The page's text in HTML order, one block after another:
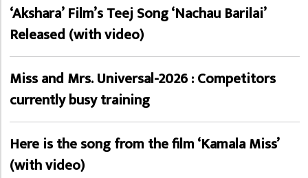
‘Akshara’ Film’s Teej Song ‘Nachau Barilai’
Released (with video)
Miss and Mrs. Universal-2026 : Competitors
currently busy training
Here is the song from the film ‘Kamala Miss’
(with video)